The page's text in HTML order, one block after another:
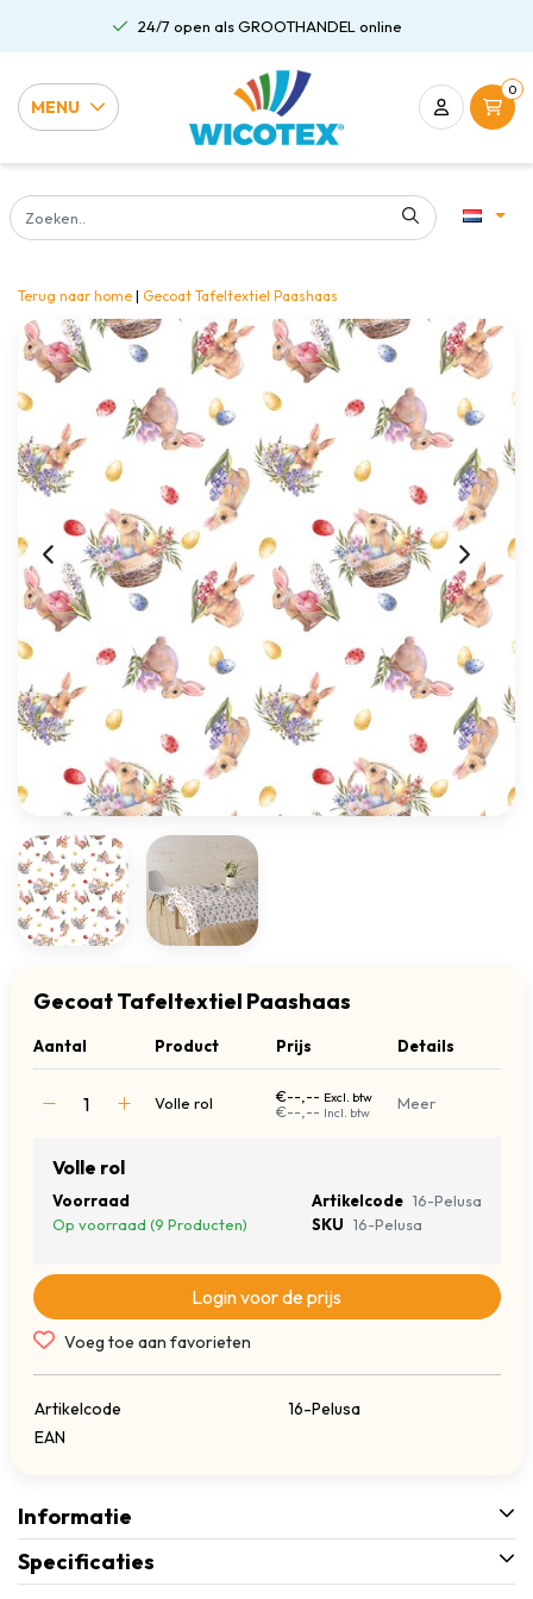
24/7 open als GROOTHANDEL online
MENU
0
Terug naar home | Gecoat Tafeltextiel Paashaas
Gecoat Tafeltextiel Paashaas
Aantal Product Prijs Details
Volle rol €--,-- Excl. btw
€--,-- Incl. btw Meer
Volle rol
Voorraad
Op voorraad (9 Producten)
Artikelcode 16-Pelusa
SKU 16-Pelusa
Login voor de prijs
Voeg toe aan favorieten
Artikelcode
16-Pelusa
EAN
Informatie
Specificaties